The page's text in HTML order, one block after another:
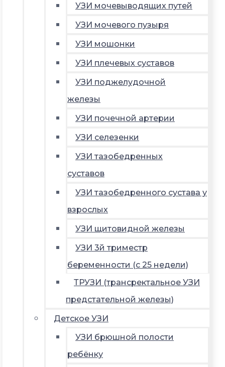
УЗИ мочевыводящих путей
УЗИ мочевого пузыря
УЗИ мошонки
УЗИ плечевых суставов
УЗИ поджелудочной
железы
УЗИ почечной артерии
УЗИ селезенки
УЗИ тазобедренных
суставов
УЗИ тазобедренного сустава у
взрослых
УЗИ щитовидной железы
УЗИ 3й триместр
беременности (с 25 недели)
ТРУЗИ (трансректальное УЗИ
предстательной железы)
Детское УЗИ
УЗИ брюшной полости
ребёнку